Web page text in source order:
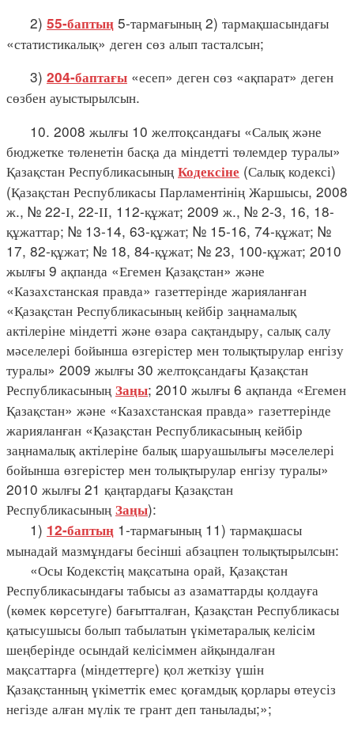
2) 55-баптың 5-тармағының 2) тармақшасындағы
«статистикалық» деген сөз алып тасталсын;
3) 204-баптағы «есеп» деген сөз «ақпарат» деген
сөзбен ауыстырылсын.
10. 2008 жылғы 10 желтоқсандағы «Салық және
бюджетке төленетін басқа да міндетті төлемдер туралы»
Қазақстан Республикасының Кодексіне (Салық кодексі)
(Қазақстан Республикасы Парламентінің Жаршысы, 2008
ж., № 22-І, 22-ІІ, 112-құжат; 2009 ж., № 2-3, 16, 18-
құжаттар; № 13-14, 63-құжат; № 15-16, 74-құжат; №
17, 82-құжат; № 18, 84-құжат; № 23, 100-құжат; 2010
жылғы 9 ақпанда «Егемен Қазақстан» және
«Казахстанская правда» газеттерінде жарияланған
«Қазақстан Республикасының кейбір заңнамалық
актілеріне міндетті және өзара сақтандыру, салық салу
мәселелері бойынша өзгерістер мен толықтырулар енгізу
туралы» 2009 жылғы 30 желтоқсандағы Қазақстан
Республикасының Заңы; 2010 жылғы 6 ақпанда «Егемен
Қазақстан» және «Казахстанская правда» газеттерінде
жарияланған «Қазақстан Республикасының кейбір
заңнамалық актілеріне балық шаруашылығы мәселелері
бойынша өзгерістер мен толықтырулар енгізу туралы»
2010 жылғы 21 қаңтардағы Қазақстан
Республикасының Заңы):
1) 12-баптың 1-тармағының 11) тармақшасы
мынадай мазмұндағы бесінші абзацпен толықтырылсын:
«Осы Кодекстің мақсатына орай, Қазақстан
Республикасындағы табысы аз азаматтарды қолдауға
(көмек көрсетуге) бағытталған, Қазақстан Республикасы
қатысушысы болып табылатын үкіметаралық келісім
шеңберінде осындай келісіммен айқындалған
мақсаттарға (міндеттерге) қол жеткізу үшін
Қазақстанның үкіметтік емес қоғамдық қорлары өтеусіз
негізде алған мүлік те грант деп танылады;»;